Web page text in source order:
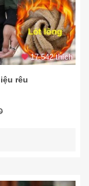
17.542 thích
rêu